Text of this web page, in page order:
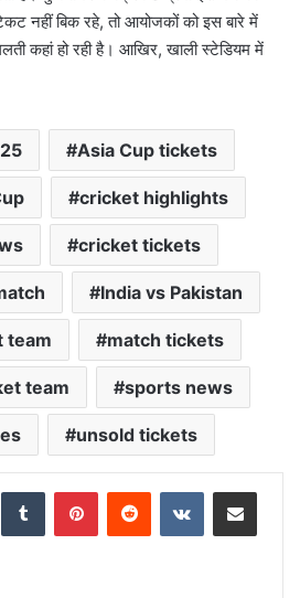
नहीं बिक रहे, तो आयोजकों को इस बारे में
कहां हो रही है। आखिर, खाली स्टेडियम में
Asia Cup tickets
cricket highlights
cricket tickets
India vs Pakistan
team match tickets
team sports news
unsold tickets
Tumblr PinterestReddit VKontakteShare via Email